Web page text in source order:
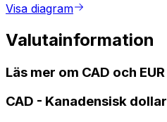
Visa diagram
Valutainformation
Läs mer om CAD och EUR
CAD - Kanadensisk dollar